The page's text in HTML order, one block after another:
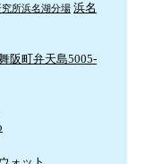
所浜名湖分場 浜名
阪町弁天島5005-